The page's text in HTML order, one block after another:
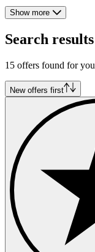
Mini 1000
Mini 1275
Mini 850
Mini Cooper
Mini Cooper S
Mini Countryman
Mini Moke
Mini One
Show more
Search results
15 offers found for
New offers first